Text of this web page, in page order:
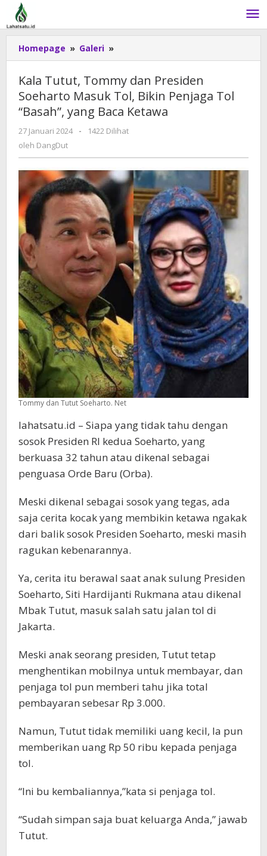
Lewati
konten
Homepage » Galeri »
Tutut,
Tommy
dan
Presiden
Soeharto
Tol,
Penjaga
Tol
"Basah",
yang
Baca
Ketawa
Kala Tutut, Tommy dan Presiden
Soeharto Masuk Tol, Bikin Penjaga Tol
“Basah”, yang Baca Ketawa
27 Januari 2024
oleh
-
1422 Dilihat
oleh DangDut
Tommy dan Tutut Soeharto. Net
lahatsatu.id – Siapa yang tidak tahu dengan
sosok Presiden RI kedua Soeharto, yang
berkuasa 32 tahun atau dikenal sebagai
penguasa Orde Baru (Orba).
Meski dikenal sebagai sosok yang tegas, ada
saja cerita kocak yang membikin ketawa ngakak
dari balik sosok Presiden Soeharto, meski masih
ragukan kebenarannya.
Ya, cerita itu berawal saat anak sulung Presiden
Soeharto, Siti Hardijanti Rukmana atau dikenal
Mbak Tutut, masuk salah satu jalan tol di
Jakarta.
Meski anak seorang presiden, Tutut tetap
menghentikan mobilnya untuk membayar, dan
penjaga tol pun memberi tahu jika total
pembayaran sebesar Rp 3.000.
Namun, Tutut tidak memiliki uang kecil, Ia pun
memberikan uang Rp 50 ribu kepada penjaga
tol.
“Ini bu kembaliannya,”kata si penjaga tol.
“Sudah simpan saja buat keluarga Anda,” jawab
Tutut.